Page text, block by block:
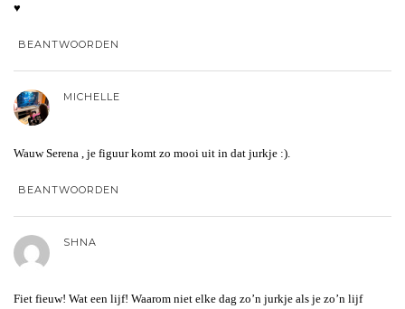
♥
BEANTWOORDEN
MICHELLE
Wauw Serena , je figuur komt zo mooi uit in dat jurkje :).
BEANTWOORDEN
SHNA
Fiet fieuw! Wat een lijf! Waarom niet elke dag zo’n jurkje als je zo’n lijf